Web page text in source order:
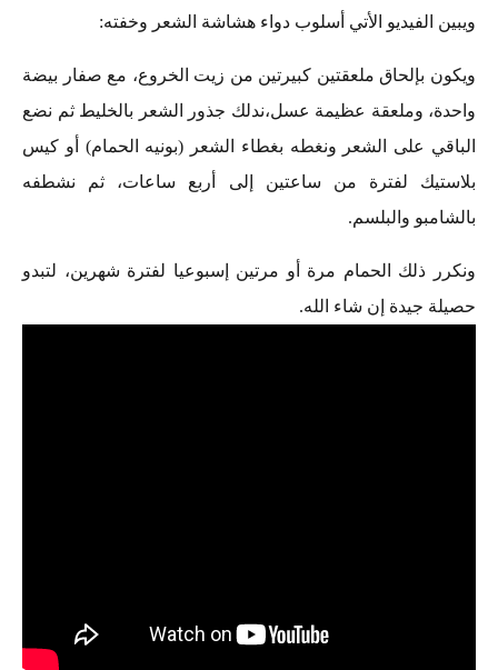
ويبين الفيديو الأتي أسلوب دواء هشاشة الشعر وخفته:
ويكون بإلحاق ملعقتين كبيرتين من زيت الخروع، مع صفار بيضة
واحدة، وملعقة عظيمة عسل،ندلك جذور الشعر بالخليط ثم نضع
الباقي على الشعر ونغطه بغطاء الشعر (بونيه الحمام) أو كيس
بلاستيك لفترة من ساعتين إلى أربع ساعات، ثم نشطفه
بالشامبو والبلسم.
ونكرر ذلك الحمام مرة أو مرتين إسبوعيا لفترة شهرين، لتبدو
حصيلة جيدة إن شاء الله.